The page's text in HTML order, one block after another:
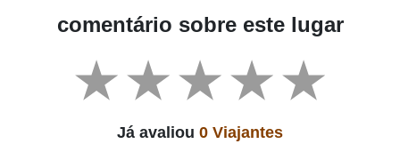
comentário sobre este lugar
Já avaliou 0 Viajantes